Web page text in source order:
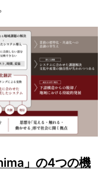
」の4つの機